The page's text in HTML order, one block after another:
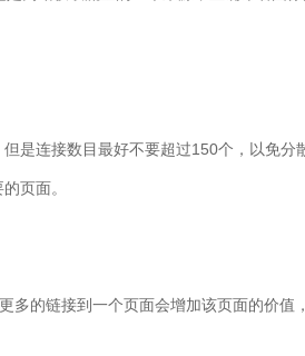
是连接数目最好不要超过150个，以免
页面。
多的链接到一个页面会增加该页面的价